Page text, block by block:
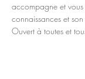
accompagne et
connaissances et
Ouvert à toutes et